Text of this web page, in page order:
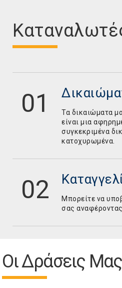
Τα δικαιώματα
είναι μια
συγκεκριμένα
κατοχυρωμένα.
Mπορείτε να
σας
Οι Δράσεις Μας